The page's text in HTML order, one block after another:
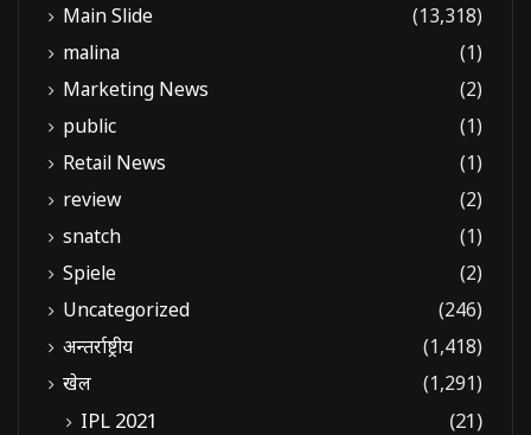
Main Slide
(13,318)
malina
(1)
Marketing News
(2)
public
(1)
Retail News
(1)
review
(2)
snatch
(1)
Spiele
(2)
Uncategorized
(246)
अन्तर्राष्ट्रीय
(1,418)
खेल
(1,291)
IPL 2021 (21)